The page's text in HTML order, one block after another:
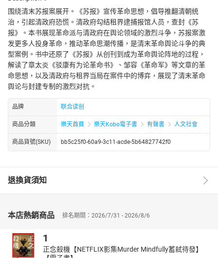
围绕清末苏报案展开。《苏报》宣传革命思想，倡导推翻清朝统
治，引起清政府恐慌。清政府勾结租界逮捕报馆人员，查封《苏
报》。本书展现革命派与清政府在舆论领域的激烈斗争，苏报案激
发更多人投身革命，推动革命思潮传播，是清末革命舆论斗争的典
型案例。书中还原了《苏报》从创刊到成为革命舆论阵地的过程，
解读了章太炎《驳康有为论革命书》、邹容《革命军》等文章的革
命思想，以及清政府与租界当局在案件中的博弈，展现了清末革命
舆论与封建专制的激烈对抗。
品牌 联合读创
商品分類 樂天首頁 樂天Kobo電子書 有聲書 人文社會
商品貨號(SKU) bb5c25f0-60a9-3c11-acde-5b64827742f0
退換貨須知
本店熱銷商品 排名期間：2026/7/31 - 2026/8/6
1
正念殺機【NETFLIX影集Murder Mindfully蓄弒待發】